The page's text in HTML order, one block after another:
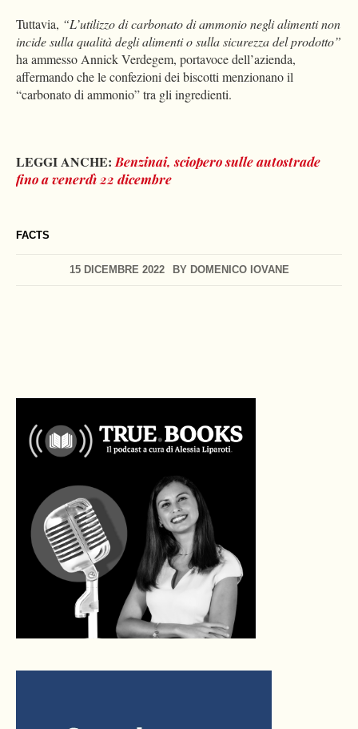
FACTS
15 DICEMBRE 2022 BY DOMENICO IOVANE
Tuttavia, “L’utilizzo di carbonato di ammonio negli alimenti non
incide sulla qualità degli alimenti o sulla sicurezza del prodotto”
ha ammesso Annick Verdegem, portavoce dell’azienda,
affermando che le confezioni dei biscotti menzionano il
“carbonato di ammonio” tra gli ingredienti.
LEGGI ANCHE: Benzinai, sciopero sulle autostrade
fino a venerdì 22 dicembre